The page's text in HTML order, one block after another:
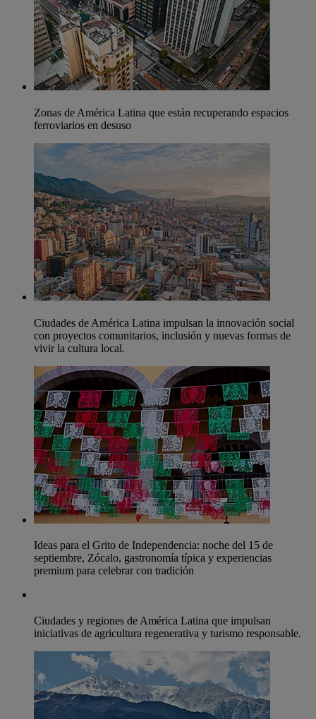
Zonas de América Latina que están recuperando espacios
ferroviarios en desuso
Ciudades de América Latina impulsan la innovación social
con proyectos comunitarios, inclusión y nuevas formas de
vivir la cultura local.
Ideas para el Grito de Independencia: noche del 15 de
septiembre, Zócalo, gastronomía típica y experiencias
premium para celebrar con tradición
Ciudades y regiones de América Latina que impulsan
iniciativas de agricultura regenerativa y turismo responsable.